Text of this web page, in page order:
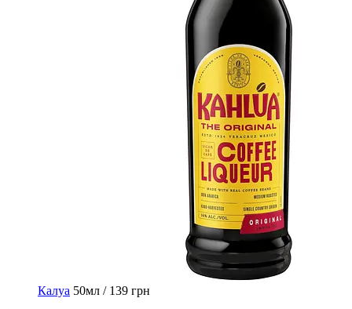
Калуа 50мл / 139 грн